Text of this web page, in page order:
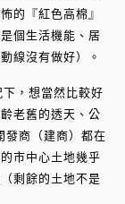
的『紅色高棉』
個生活機能、居
線沒有做好）。
，想當然比較好
老舊的透天、公
發商（建商）都在
市中心土地幾乎
剩餘的土地不是